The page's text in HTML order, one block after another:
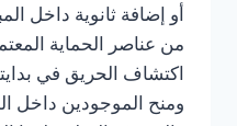
أو إضافة ثانوية داخل
من عناصر الحماية
اكتشاف الحريق في
ومنح الموجودين داخل